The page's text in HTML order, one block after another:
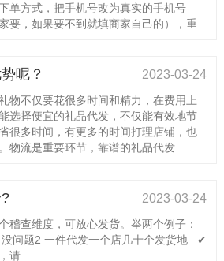
单方式，把手机号改为真实的手机号
要，如果要不到就填商家自己的），重
呢？ 2023-03-24
物不仅要花很多时间和精力，在费用上
选择便宜的礼品代发，不仅能有效地节
很多时间，有更多的时间打理店铺，也
物流是重要环节，靠谱的礼品代发
2023-03-24
稽查维度，可放心发货。举两个例子：
问题2 一件代发一个店几十个发货地 ✔
请